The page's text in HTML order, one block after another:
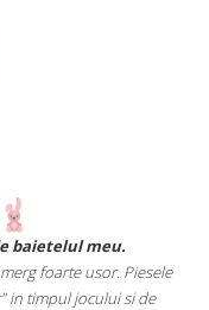
baietelul meu.
foarte usor. Piesele
in timpul jocului si de